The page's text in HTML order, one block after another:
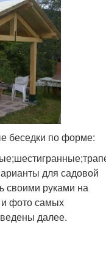
беседки по форме:
для садовой
своими руками на
и фото самых
далее.